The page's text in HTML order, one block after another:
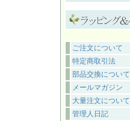
ご注文について
特定商取引法
部品交換について
メールマガジン
大量注文について
管理人日記